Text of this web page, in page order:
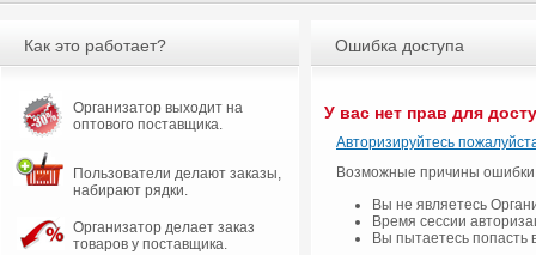
Ошибка доступа
У вас нет прав для
Авторизируйтесь
Возможные причины
Вы не являетесь
Время сессии
Вы пытаетесь попасть
Как это работает?
Организатор выходит на
оптового поставщика.
Пользователи делают заказы,
набирают рядки.
Организатор делает заказ
товаров у поставщика.